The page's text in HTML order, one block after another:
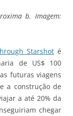
b. Imagem:
Starshot é
de US$ 100
futuras viagens
a construção de
a até 20% da
chegar